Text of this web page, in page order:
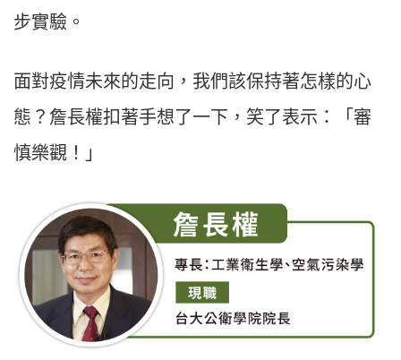
步實驗。
面對疫情未來的走向，我們該保持著怎樣的心
態？詹長權扣著手想了一下，笑了表示：「審
慎樂觀！」